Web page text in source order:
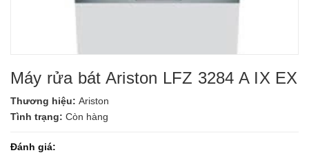
Máy rửa bát Ariston LFZ 3284 A IX EX
Thương hiệu: Ariston
Tình trạng: Còn hàng
Đánh giá: